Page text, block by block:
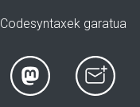
Codesyntaxek garatua